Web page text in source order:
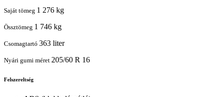
Saját tömeg 1 276 kg
Össztömeg 1 746 kg
Csomagtartó 363 liter
Nyári gumi méret 205/60 R 16
Felszereltség